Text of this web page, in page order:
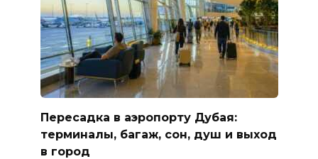
Пересадка в аэропорту Дубая:
терминалы, багаж, сон, душ и выход
в город